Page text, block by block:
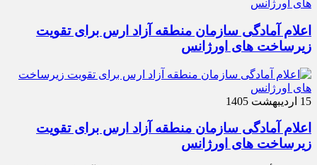
اعلام آمادگی سازمان منطقه آزاد ارس برای تقویت
زیرساخت‌ های اورژانس
15 اردیبهشت 1405
اعلام آمادگی سازمان منطقه آزاد ارس برای تقویت
زیرساخت‌ های اورژانس